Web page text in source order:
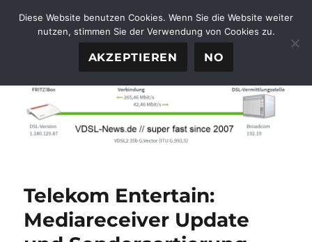
FTTH-News.de
Telekom Entertain:
Mediareceiver Update
Diese Website benutzen Cookies. Wenn Sie die Website weiter
nutzen, stimmen Sie der Verwendung von Cookies zu.
AKZEPTIEREN NO